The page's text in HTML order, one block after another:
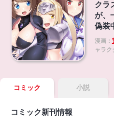
クラ
が、
偽装
漫画：
ャラク
コミック 小説
コミック新刊情報